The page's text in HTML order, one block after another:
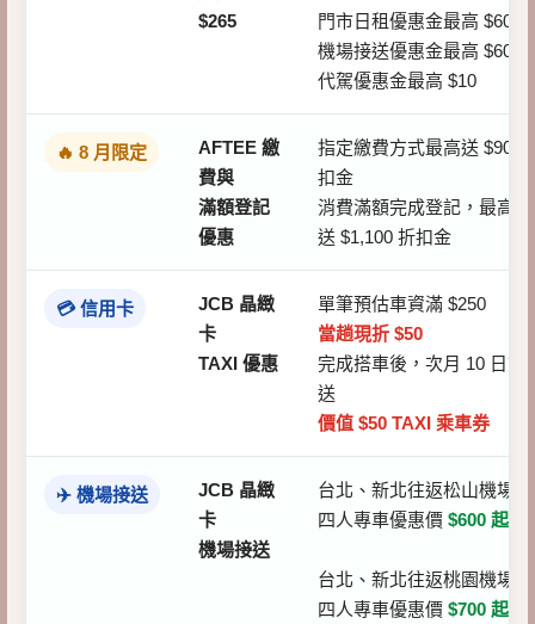
$265
門市日租優惠金最高 $60
機場接送優惠金最高 $60
代駕優惠金最高 $10
🔥 8 月限定
AFTEE 繳
費與
滿額登記
優惠
指定繳費方式最高送 $900
扣金
消費滿額完成登記，最高再
送 $1,100 折扣金
💳 信用卡
JCB 晶緻
卡
TAXI 優惠
單筆預估車資滿 $250
當趟現折 $50
完成搭車後，次月 10 日前
送
價值 $50 TAXI 乘車券
✈️ 機場接送
JCB 晶緻
卡
機場接送
台北、新北往返松山機場
四人專車優惠價 $600 起
台北、新北往返桃園機場
四人專車優惠價 $700 起